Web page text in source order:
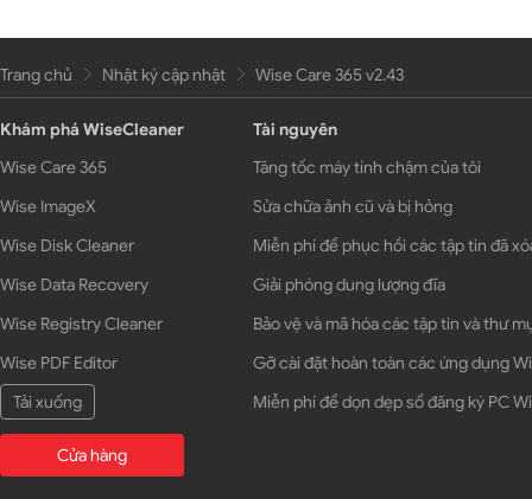
Trang chủ Nhật ký cập nhật Wise Care 365 v2.43
Khám phá WiseCleaner
Wise Care 365
Wise ImageX
Wise Disk Cleaner
Wise Data Recovery
Wise Registry Cleaner
Wise PDF Editor
Tải xuống
Cửa hàng
Tài nguyên
Tăng tốc máy tính chậm của tôi
Sửa chữa ảnh cũ và bị hỏng
Miễn phí để phục hồi các tập tin đã
Giải phóng dung lượng đĩa
Bảo vệ và mã hóa các tập tin và thư
Gỡ cài đặt hoàn toàn các ứng dụng
Miễn phí để dọn dẹp sổ đăng ký PC